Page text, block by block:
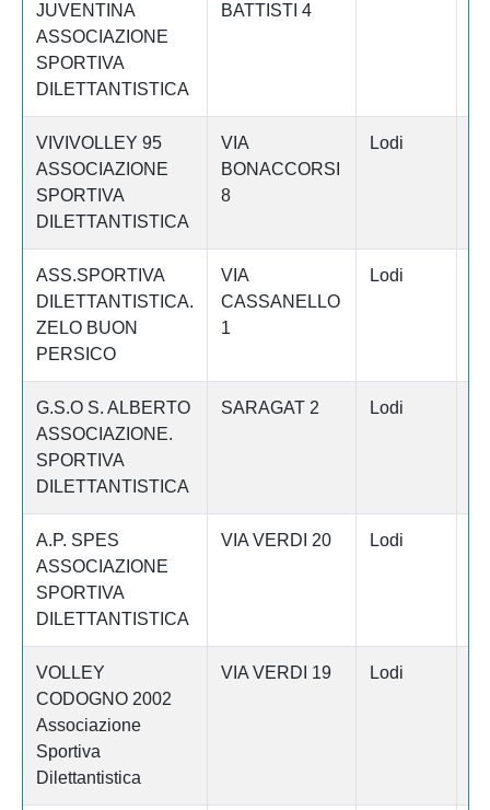
JUVENTINA
ASSOCIAZIONE
SPORTIVA
DILETTANTISTICA
BATTISTI 4
VIVIVOLLEY 95
ASSOCIAZIONE
SPORTIVA
DILETTANTISTICA
VIA
BONACCORSI
8
Lodi
ASS.SPORTIVA
DILETTANTISTICA.
ZELO BUON
PERSICO
VIA
CASSANELLO
1
Lodi
G.S.O S. ALBERTO
ASSOCIAZIONE.
SPORTIVA
DILETTANTISTICA
SARAGAT 2 Lodi
A.P. SPES
ASSOCIAZIONE
SPORTIVA
DILETTANTISTICA
VIA VERDI 20 Lodi
VOLLEY
CODOGNO 2002
Associazione
Sportiva
Dilettantistica
VIA VERDI 19 Lodi